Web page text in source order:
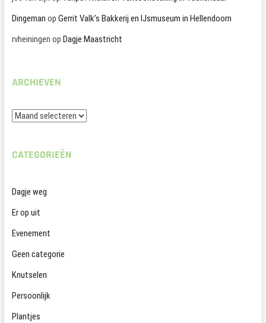
Dingeman op Gerrit Valk’s Bakkerij en IJsmuseum in Hellendoorn
rvheiningen op Dagje Maastricht
ARCHIEVEN
Archieven
CATEGORIEËN
Dagje weg
Er op uit
Evenement
Geen categorie
Knutselen
Persoonlijk
Plantjes